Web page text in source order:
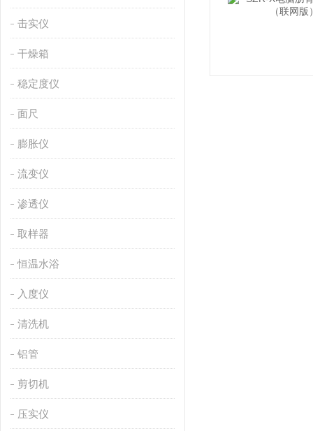
击实仪
干燥箱
稳定度仪
面尺
膨胀仪
流变仪
渗透仪
取样器
恒温水浴
入度仪
清洗机
铝管
剪切机
压实仪